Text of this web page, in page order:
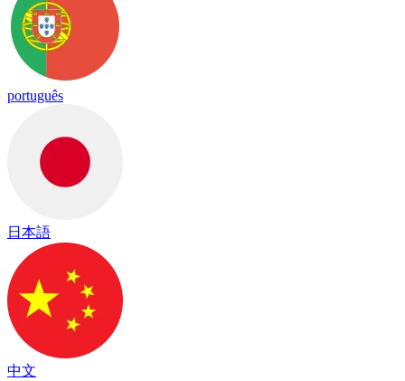
português
日本語
中文